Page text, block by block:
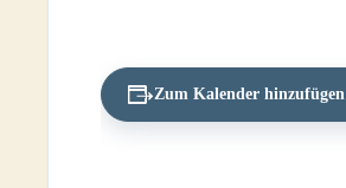
Zum Kalender hinzufügen